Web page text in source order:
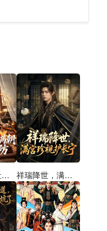
靠说段子，让满朝老登大破大防 祥瑞降世，满宫珍视护长宁